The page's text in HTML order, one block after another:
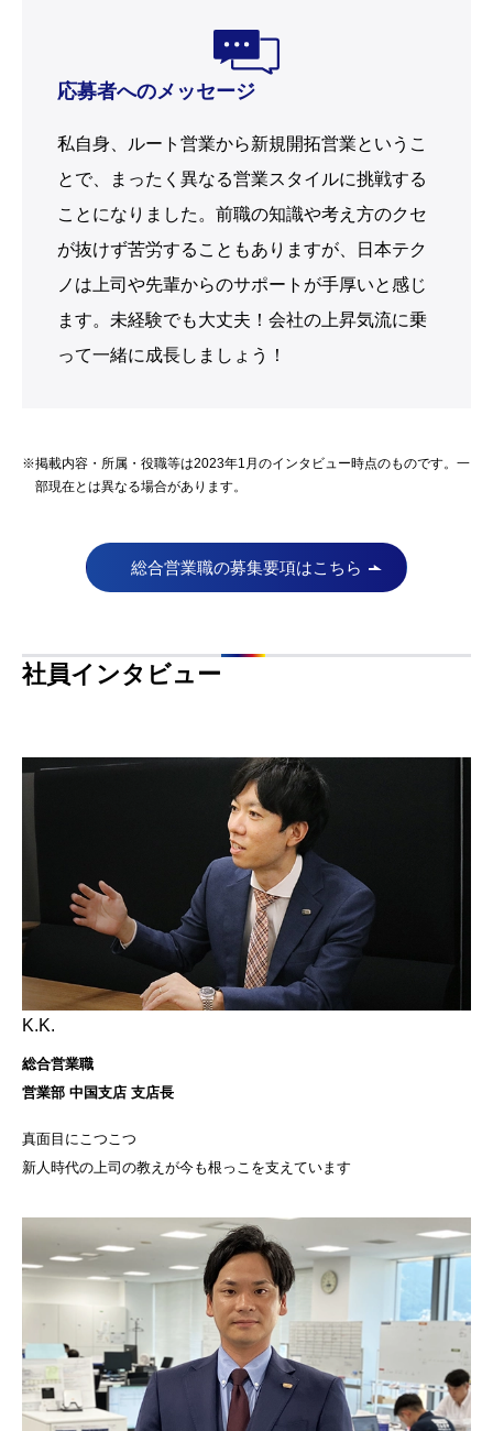
応募者へのメッセージ
私自身、ルート営業から新規開拓営業というこ
とで、まったく異なる営業スタイルに挑戦する
ことになりました。前職の知識や考え方のクセ
が抜けず苦労することもありますが、日本テク
ノは上司や先輩からのサポートが手厚いと感じ
ます。未経験でも大丈夫！会社の上昇気流に乗
って一緒に成長しましょう！
※掲載内容・所属・役職等は2023年1月のインタビュー時点のものです。一
部現在とは異なる場合があります。
総合営業職の募集要項はこちら
社員インタビュー
K.K.
総合営業職
営業部 中国支店 支店長
真面目にこつこつ
新人時代の上司の教えが今も根っこを支えています